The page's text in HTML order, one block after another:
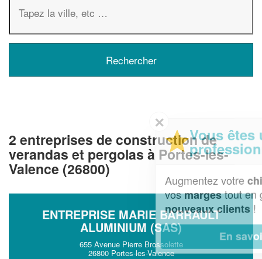
2 entreprises de construction de
verandas et pergolas à Portes-les-
Valence (26800)
ENTREPRISE MARIE BARRAULT
ALUMINIUM (SAS)
655 Avenue Pierre Brossolette
26800 Portes-les-Valence
Vous êtes un
professionnel ?
Augmentez votre chiffre d'affaireset
vosmargestout en gagnant de
nouveaux clients !
En savoir plus